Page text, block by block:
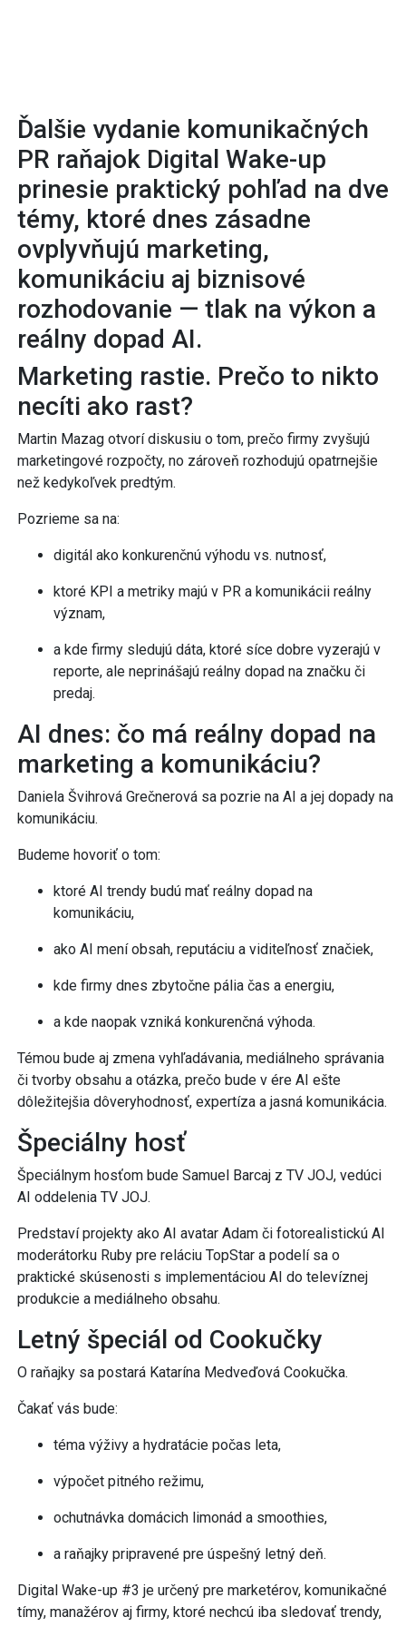
Ďalšie vydanie komunikačných
PR raňajok Digital Wake-up
prinesie praktický pohľad na dve
témy, ktoré dnes zásadne
ovplyvňujú marketing,
komunikáciu aj biznisové
rozhodovanie — tlak na výkon a
reálny dopad AI.
Marketing rastie. Prečo to nikto
necíti ako rast?
Martin Mazag otvorí diskusiu o tom, prečo firmy zvyšujú
marketingové rozpočty, no zároveň rozhodujú opatrnejšie
než kedykoľvek predtým.
Pozrieme sa na:
digitál ako konkurenčnú výhodu vs. nutnosť,
ktoré KPI a metriky majú v PR a komunikácii reálny
význam,
a kde firmy sledujú dáta, ktoré síce dobre vyzerajú v
reporte, ale neprinášajú reálny dopad na značku či
predaj.
AI dnes: čo má reálny dopad na
marketing a komunikáciu?
Daniela Švihrová Grečnerová sa pozrie na AI a jej dopady na
komunikáciu.
Budeme hovoriť o tom:
ktoré AI trendy budú mať reálny dopad na
komunikáciu,
ako AI mení obsah, reputáciu a viditeľnosť značiek,
kde firmy dnes zbytočne pália čas a energiu,
a kde naopak vzniká konkurenčná výhoda.
Témou bude aj zmena vyhľadávania, mediálneho správania
či tvorby obsahu a otázka, prečo bude v ére AI ešte
dôležitejšia dôveryhodnosť, expertíza a jasná komunikácia.
Špeciálny hosť
Špeciálnym hosťom bude Samuel Barcaj z TV JOJ, vedúci
AI oddelenia TV JOJ.
Predstaví projekty ako AI avatar Adam či fotorealistickú AI
moderátorku Ruby pre reláciu TopStar a podelí sa o
praktické skúsenosti s implementáciou AI do televíznej
produkcie a mediálneho obsahu.
Letný špeciál od Cookučky
O raňajky sa postará Katarína Medveďová Cookučka.
Čakať vás bude:
téma výživy a hydratácie počas leta,
výpočet pitného režimu,
ochutnávka domácich limonád a smoothies,
a raňajky pripravené pre úspešný letný deň.
Digital Wake-up #3 je určený pre marketérov, komunikačné
tímy, manažérov aj firmy, ktoré nechcú iba sledovať trendy,